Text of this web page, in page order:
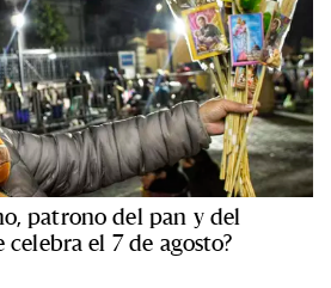
patrono del pan y del
celebra el 7 de agosto?